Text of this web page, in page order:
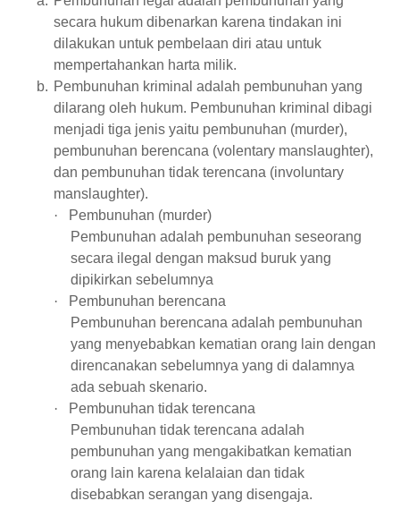
secara hukum dibenarkan karena tindakan ini
dilakukan untuk pembelaan diri atau untuk
mempertahankan harta milik.
b. Pembunuhan kriminal adalah pembunuhan yang
dilarang oleh hukum. Pembunuhan kriminal dibagi
menjadi tiga jenis yaitu pembunuhan (murder),
pembunuhan berencana (volentary manslaughter),
dan pembunuhan tidak terencana (involuntary
manslaughter).
·
Pembunuhan (murder)
Pembunuhan adalah pembunuhan seseorang
secara ilegal dengan maksud buruk yang
dipikirkan sebelumnya
·
Pembunuhan berencana
Pembunuhan berencana adalah pembunuhan
yang menyebabkan kematian orang lain dengan
direncanakan sebelumnya yang di dalamnya
ada sebuah skenario.
·
Pembunuhan tidak terencana
Pembunuhan tidak terencana adalah
pembunuhan yang mengakibatkan kematian
orang lain karena kelalaian dan tidak
disebabkan serangan yang disengaja.